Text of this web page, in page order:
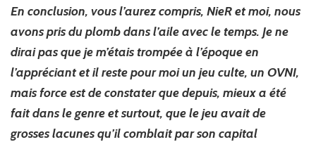
En conclusion, vous l’aurez compris, NieR et moi, nous
avons pris du plomb dans l’aile avec le temps. Je ne
dirai pas que je m’étais trompée à l’époque en
l’appréciant et il reste pour moi un jeu culte, un OVNI,
mais force est de constater que depuis, mieux a été
fait dans le genre et surtout, que le jeu avait de
grosses lacunes qu’il comblait par son capital